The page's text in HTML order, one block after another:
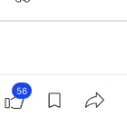
正按機構
56